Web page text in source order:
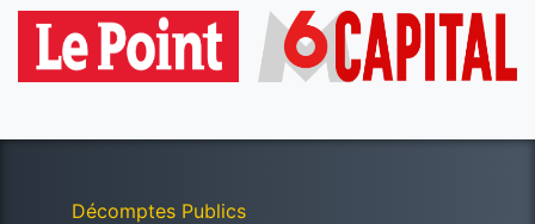
Décomptes Publics